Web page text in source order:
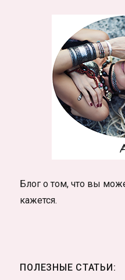
Блог о том, что вы
кажется.
ПОЛЕЗНЫЕ СТАТЬИ: